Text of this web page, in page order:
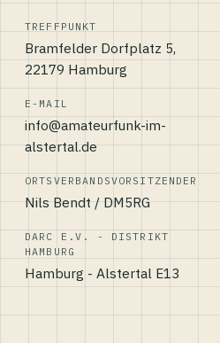
TREFFPUNKT
Bramfelder Dorfplatz 5,
22179 Hamburg
E-MAIL
info@amateurfunk-im-
alstertal.de
ORTSVERBANDSVORSITZENDER
Nils Bendt / DM5RG
DARC E.V. - DISTRIKT
HAMBURG
Hamburg - Alstertal E13